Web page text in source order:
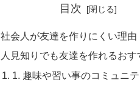
目次
社会人が友達を作りにくい理由
人見知りでも友達を作れるお
1. 趣味や習い事のコミュニテ